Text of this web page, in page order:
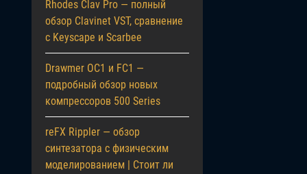
Rhodes Clav Pro — полный
обзор Clavinet VST, сравнение
с Keyscape и Scarbee
Drawmer OC1 и FC1 —
подробный обзор новых
компрессоров 500 Series
reFX Rippler — обзор
синтезатора с физическим
моделированием | Стоит ли